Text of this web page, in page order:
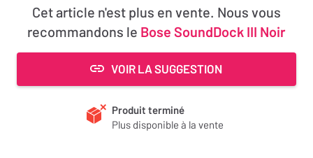
Cet article n'est plus en vente. Nous vous
recommandons le Bose SoundDock III Noir
VOIR LA SUGGESTION
Produit terminé
Plus disponible à la vente